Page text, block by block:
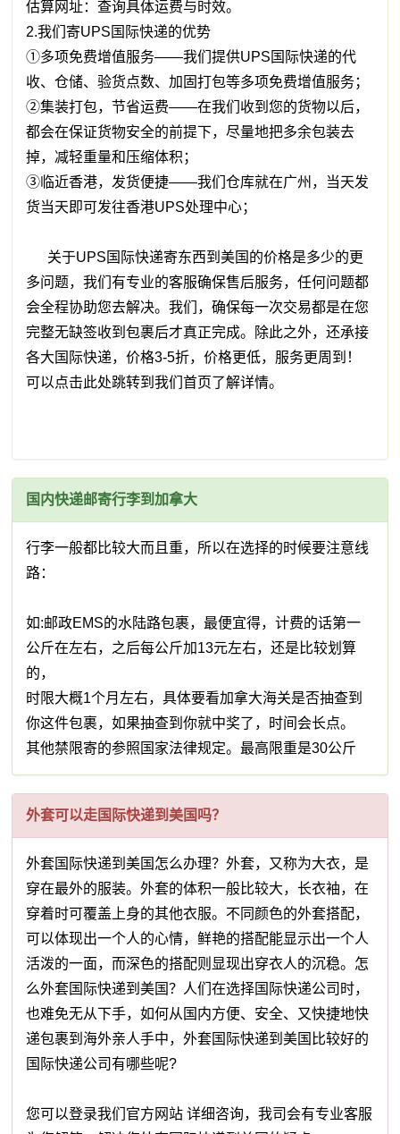
估算网址：查询具体运费与时效。
2.我们寄UPS国际快递的优势
①多项免费增值服务——我们提供UPS国际快递的代
收、仓储、验货点数、加固打包等多项免费增值服务；
②集装打包，节省运费——在我们收到您的货物以后，
都会在保证货物安全的前提下，尽量地把多余包装去
掉，减轻重量和压缩体积；
③临近香港，发货便捷——我们仓库就在广州，当天发
货当天即可发往香港UPS处理中心；
关于UPS国际快递寄东西到美国的价格是多少的更
多问题，我们有专业的客服确保售后服务，任何问题都
会全程协助您去解决。我们，确保每一次交易都是在您
完整无缺签收到包裹后才真正完成。除此之外，还承接
各大国际快递，价格3-5折，价格更低，服务更周到！
可以点击此处跳转到我们首页了解详情。
国内快递邮寄行李到加拿大
行李一般都比较大而且重，所以在选择的时候要注意线
路：
如:邮政EMS的水陆路包裹，最便宜得，计费的话第一
公斤在左右，之后每公斤加13元左右，还是比较划算
的，
时限大概1个月左右，具体要看加拿大海关是否抽查到
你这件包裹，如果抽查到你就中奖了，时间会长点。
其他禁限寄的参照国家法律规定。最高限重是30公斤
外套可以走国际快递到美国吗？
外套国际快递到美国怎么办理？外套，又称为大衣，是
穿在最外的服装。外套的体积一般比较大，长衣袖，在
穿着时可覆盖上身的其他衣服。不同颜色的外套搭配，
可以体现出一个人的心情，鲜艳的搭配能显示出一个人
活泼的一面，而深色的搭配则显现出穿衣人的沉稳。怎
么外套国际快递到美国？人们在选择国际快递公司时，
也难免无从下手，如何从国内方便、安全、又快捷地快
递包裹到海外亲人手中，外套国际快递到美国比较好的
国际快递公司有哪些呢?
您可以登录我们官方网站 详细咨询，我司会有专业客服